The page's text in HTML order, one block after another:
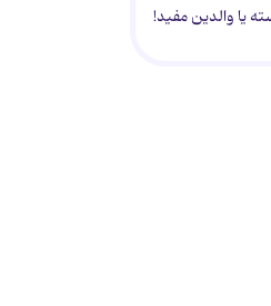
یا والدین مفید!